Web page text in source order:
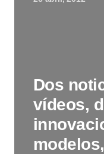
Dos
vídeos,